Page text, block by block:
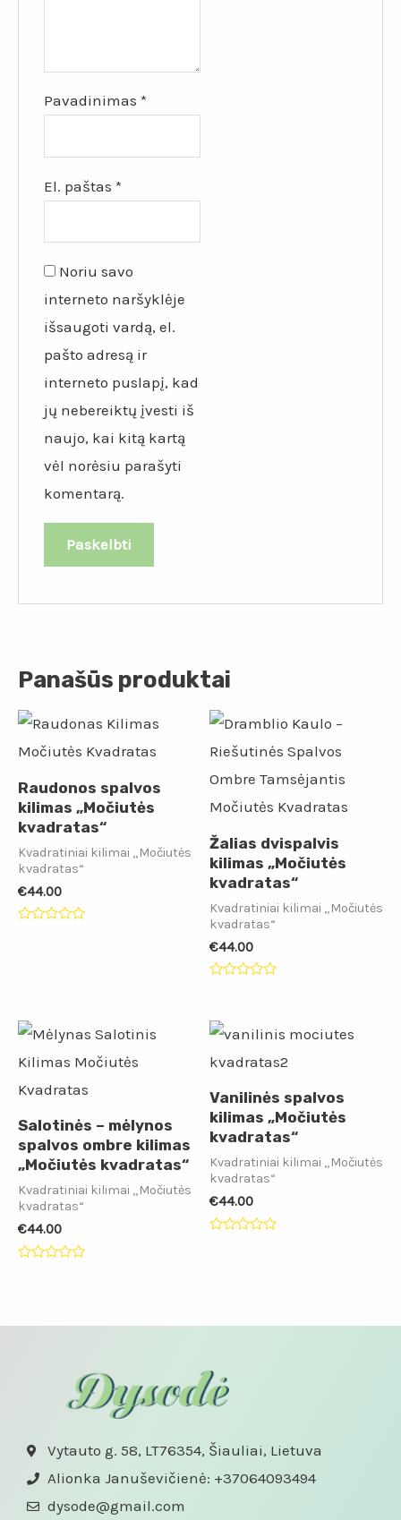
Pavadinimas*
El. paštas*
Noriu savo
interneto naršyklėje
išsaugoti vardą, el.
pašto adresą ir
interneto puslapį, kad
jų nebereiktų įvesti iš
naujo, kai kitą kartą
vėl norėsiu parašyti
komentarą.
Panašūs produktai
Raudonos spalvos
kilimas „Močiutės
kvadratas“
Kvadratiniai kilimai „Močiutės
kvadratas“
€44.00
Žalias dvispalvis
kilimas „Močiutės
kvadratas“
Kvadratiniai kilimai „Močiutės
kvadratas“
€44.00
5
Salotinės – mėlynos
spalvos ombre kilimas
„Močiutės kvadratas“
Kvadratiniai kilimai „Močiutės
kvadratas“
€44.00
Vanilinės spalvos
kilimas „Močiutės
kvadratas“
Kvadratiniai kilimai „Močiutės
kvadratas“
€44.00
Vytauto g. 58, LT76354, Šiauliai, Lietuva
Alionka Januševičienė: +37064093494
dysode@gmail.com